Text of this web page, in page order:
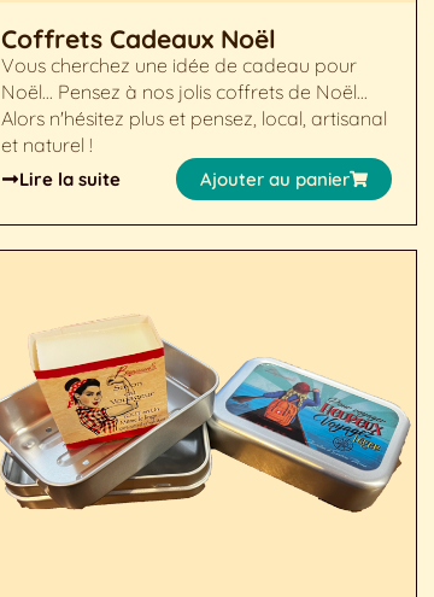
Coffrets Cadeaux Noël
Vous cherchez une idée de cadeau pour
Noël... Pensez à nos jolis coffrets de Noël...
Alors n'hésitez plus et pensez, local, artisanal
et naturel !
Lire la suite Ajouter au panier